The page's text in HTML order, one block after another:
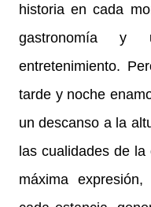
historia en cada
gastronomía y
entretenimiento.
tarde y noche
un descanso a la
las cualidades de
máxima